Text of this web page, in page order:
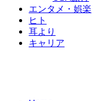
エンタメ・娯楽
ヒト
耳より
キャリア